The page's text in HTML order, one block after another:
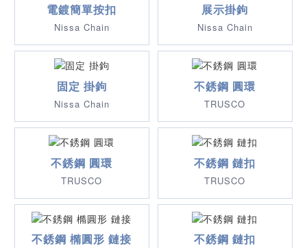
電鍍簡單按扣
Nissa Chain
展示掛鉤
Nissa Chain
固定 掛鉤
Nissa Chain
不銹鋼 圓環
TRUSCO
不銹鋼 圓環
TRUSCO
不銹鋼 鏈扣
TRUSCO
不銹鋼 橢圓形 鏈接 不銹鋼 鏈扣